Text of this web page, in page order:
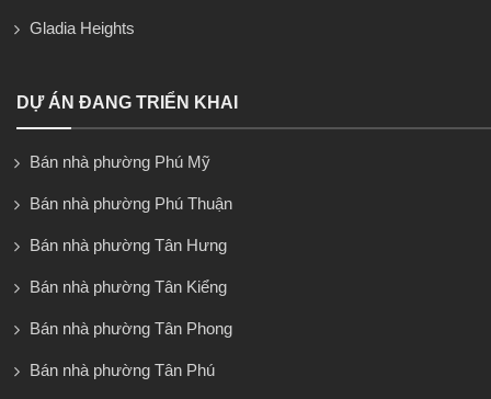
Gladia Heights
DỰ ÁN ĐANG TRIỂN KHAI
Bán nhà phường Phú Mỹ
Bán nhà phường Phú Thuận
Bán nhà phường Tân Hưng
Bán nhà phường Tân Kiểng
Bán nhà phường Tân Phong
Bán nhà phường Tân Phú